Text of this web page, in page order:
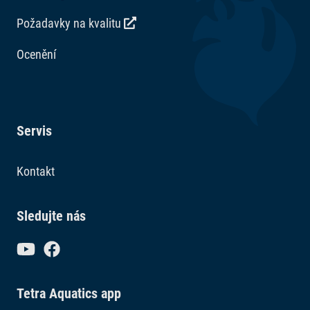
Požadavky na kvalitu
Ocenění
Servis
Kontakt
Sledujte nás
Tetra Aquatics app